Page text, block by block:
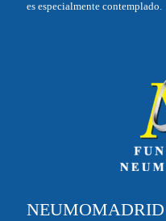
es especialmente contemplado.
NEUMOMADRID